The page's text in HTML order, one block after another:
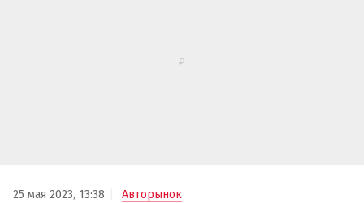
25 мая 2023, 13:38 Авторынок